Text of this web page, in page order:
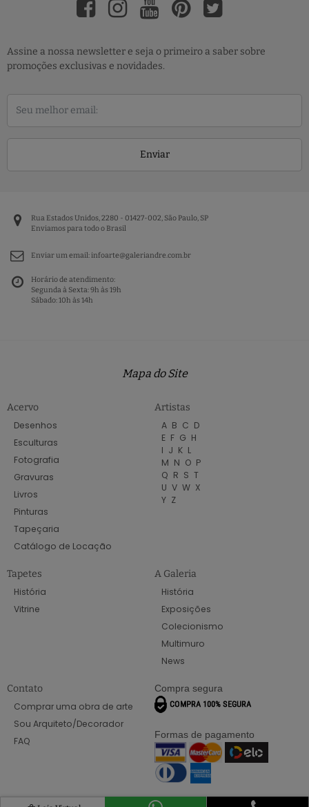
Assine a nossa newsletter e seja o primeiro a saber sobre
promoções exclusivas e novidades.
Enviar
Rua Estados Unidos, 2280 - 01427-002, São Paulo, SP
Enviamos para todo o Brasil
Enviar um email:infoarte@galeriandre.com.br
Horário de atendimento:
Segunda à Sexta: 9h às 19h
Sábado: 10h às 14h
Mapa do Site
Acervo
Desenhos
Esculturas
Fotografia
Gravuras
Livros
Pinturas
Tapeçaria
Catálogo de Locação
Artistas
A B C D
E F G H
I J K L
M N O P
Q R S T
U V W X
Y Z
Tapetes
História
Vitrine
A Galeria
História
Exposições
Colecionismo
Multimuro
News
Contato
Comprar uma obra de arte
Sou Arquiteto/Decorador
FAQ
Compra segura
Formas de pagamento